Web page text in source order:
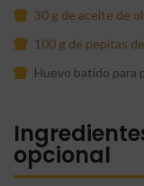
30 g de aceite de
100 g de pepitas
Huevo batido para
opcional